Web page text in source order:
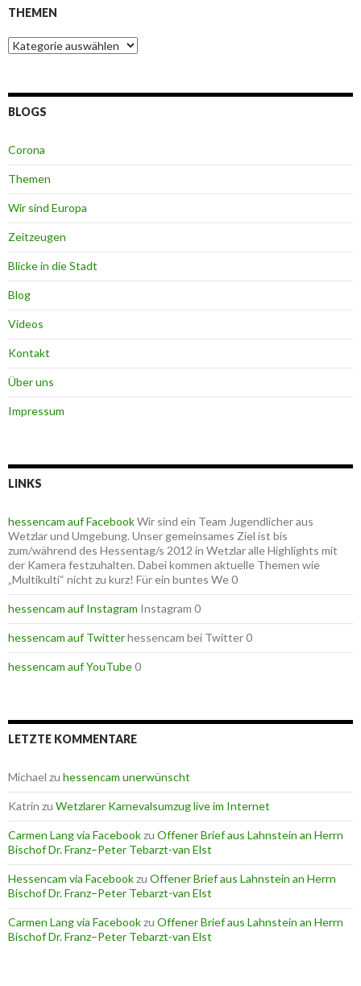
THEMEN
Themen
BLOGS
Corona
Themen
Wir sind Europa
Zeitzeugen
Blicke in die Stadt
Blog
Videos
Kontakt
Über uns
Impressum
LINKS
hessencam auf FacebookWir sind ein Team Jugendlicher aus
Wetzlar und Umgebung. Unser gemeinsames Ziel ist bis
zum/während des Hessentag/s 2012 in Wetzlar alle Highlights mit
der Kamera festzuhalten. Dabei kommen aktuelle Themen wie
„Multikulti“ nicht zu kurz! Für ein buntes We 0
hessencam auf Instagram Instagram 0
hessencam auf Twitterhessencam bei Twitter 0
hessencam auf YouTube0
LETZTE KOMMENTARE
Michael zu hessencam unerwünscht
Katrin zu Wetzlarer Karnevalsumzug live im Internet
Carmen Lang via Facebookzu Offener Brief aus Lahnstein an Herrn
Bischof Dr. Franz–Peter Tebarzt-van Elst
Hessencam via Facebookzu Offener Brief aus Lahnstein an Herrn
Bischof Dr. Franz–Peter Tebarzt-van Elst
Carmen Lang via Facebookzu Offener Brief aus Lahnstein an Herrn
Bischof Dr. Franz–Peter Tebarzt-van Elst